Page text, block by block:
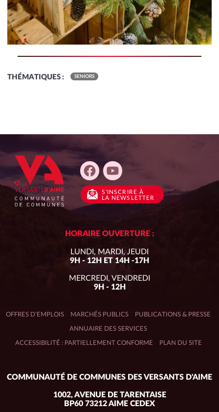
THÉMATIQUES : SENIORS
HORAIRE OUVERTURE :
LUNDI, MARDI, JEUDI
9H - 12H ET 14H -17H
MERCREDI, VENDREDI
9H - 12H
OFFRES D’EMPLOIS MARCHÉS PUBLICS PUBLICATIONS & PRESSE
ANNUAIRE DES SERVICES
ACCESSIBILITÉ : PARTIELLEMENT CONFORME PLAN DU SITE
S'INSCRIRE À
LA NEWSLETTER
Adresse
COMMUNAUTÉ DE COMMUNES DES VERSANTS D'AIME
1002, AVENUE DE TARENTAISE
BP60 73212 AIME CEDEX